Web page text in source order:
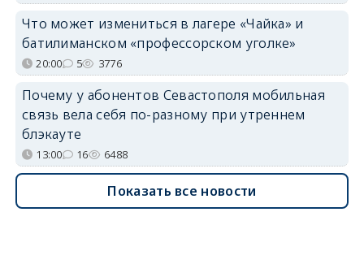
Что может измениться в лагере «Чайка» и
батилиманском «профессорском уголке»
20:00 5 3776
Почему у абонентов Севастополя мобильная
связь вела себя по-разному при утреннем
блэкауте
13:00 16 6488
Показать все новости